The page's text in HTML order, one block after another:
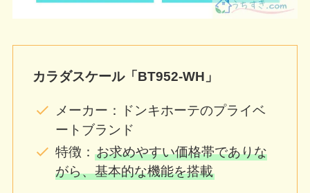
カラダスケール「BT952-WH」
メーカー：ドンキホーテのプライベ
ートブランド
特徴：お求めやすい価格帯でありな
がら、基本的な機能を搭載